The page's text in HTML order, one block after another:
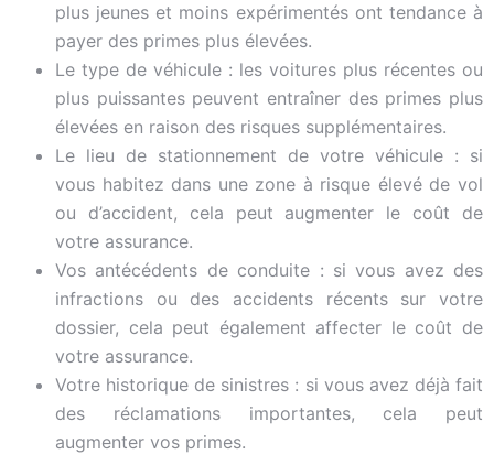
plus jeunes et moins expérimentés ont tendance à
payer des primes plus élevées.
Le type de véhicule : les voitures plus récentes ou
plus puissantes peuvent entraîner des primes plus
élevées en raison des risques supplémentaires.
Le lieu de stationnement de votre véhicule : si
vous habitez dans une zone à risque élevé de vol
ou d’accident, cela peut augmenter le coût de
votre assurance.
Vos antécédents de conduite : si vous avez des
infractions ou des accidents récents sur votre
dossier, cela peut également affecter le coût de
votre assurance.
Votre historique de sinistres : si vous avez déjà fait
des réclamations importantes, cela peut
augmenter vos primes.